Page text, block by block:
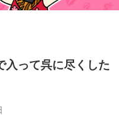
入って呉に尽くした